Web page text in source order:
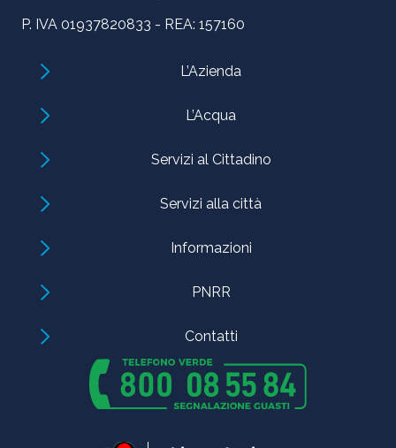
P. IVA 01937820833 - REA: 157160
L’Azienda
L’Acqua
Servizi al Cittadino
Servizi alla città
Informazioni
PNRR
Contatti